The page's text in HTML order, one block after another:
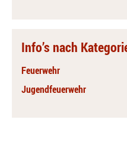
Info’s nach
Feuerwehr
Jugendfeuerwehr